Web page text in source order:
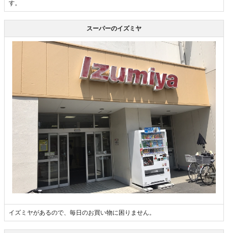
す。
スーパーのイズミヤ
イズミヤがあるので、毎日のお買い物に困りません。